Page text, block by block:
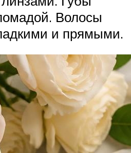
Волосы
и прямыми.